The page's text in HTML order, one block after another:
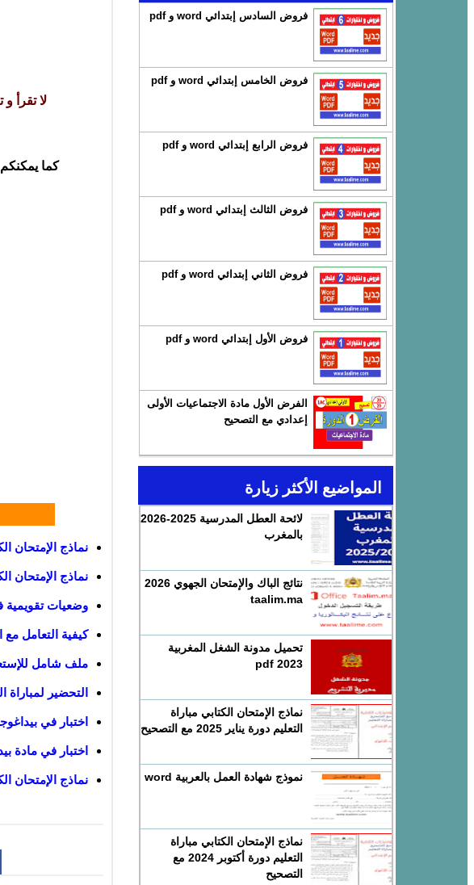
لا تقرأ
كما يمكنكم
نماذج الإمتحان
نماذج الإمتحان الكتابي
وضعيات تقويمية
كيفية التعامل مع
ملف شامل
التحضير
اختبار في
اختبار في مادة
نماذج الإمتحان الكتابي
فروض السادس إبتدائي word و pdf
فروض الخامس إبتدائي word و pdf
فروض الرابع إبتدائي word و pdf
فروض الثالث إبتدائي word و pdf
فروض الثاني إبتدائي word و pdf
فروض الأول إبتدائي word و pdf
الفرض الأول مادة الاجتماعيات الأولى
إعدادي مع التصحيح
المواضيع الأكثر زيارة
لائحة العطل المدرسية 2025-2026
بالمغرب
نتائج الباك والإمتحان الجهوي 2026
taalim.ma
تحميل مدونة الشغل المغربية
2023 pdf
نماذج الإمتحان الكتابي مباراة
التعليم دورة يناير 2025 مع التصحيح
نموذج شهادة العمل بالعربية word
نماذج الإمتحان الكتابي مباراة
التعليم دورة أكتوبر 2024 مع
التصحيح